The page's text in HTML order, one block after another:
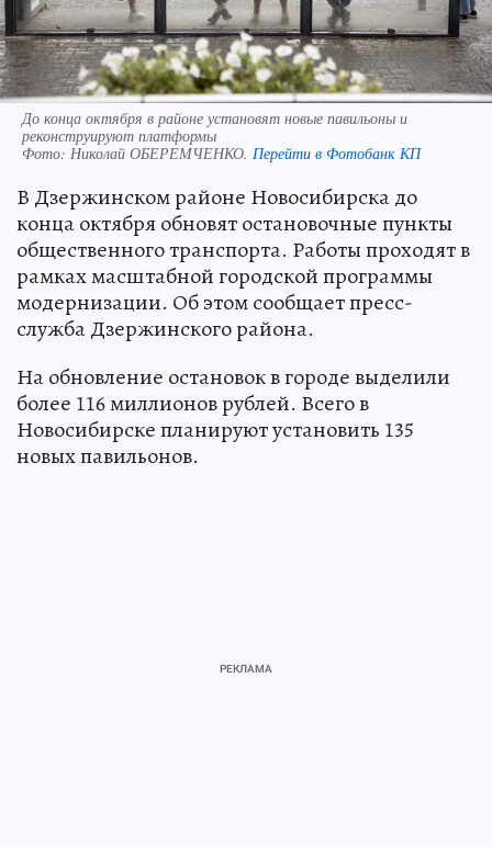
До конца октября в районе установят новые павильоны и
реконструируют платформы
Фото: Николай ОБЕРЕМЧЕНКО. Перейти в Фотобанк КП
В Дзержинском районе Новосибирска до
конца октября обновят остановочные пункты
общественного транспорта. Работы проходят в
рамках масштабной городской программы
модернизации. Об этом сообщает пресс-
служба Дзержинского района.
На обновление остановок в городе выделили
более 116 миллионов рублей. Всего в
Новосибирске планируют установить 135
новых павильонов.